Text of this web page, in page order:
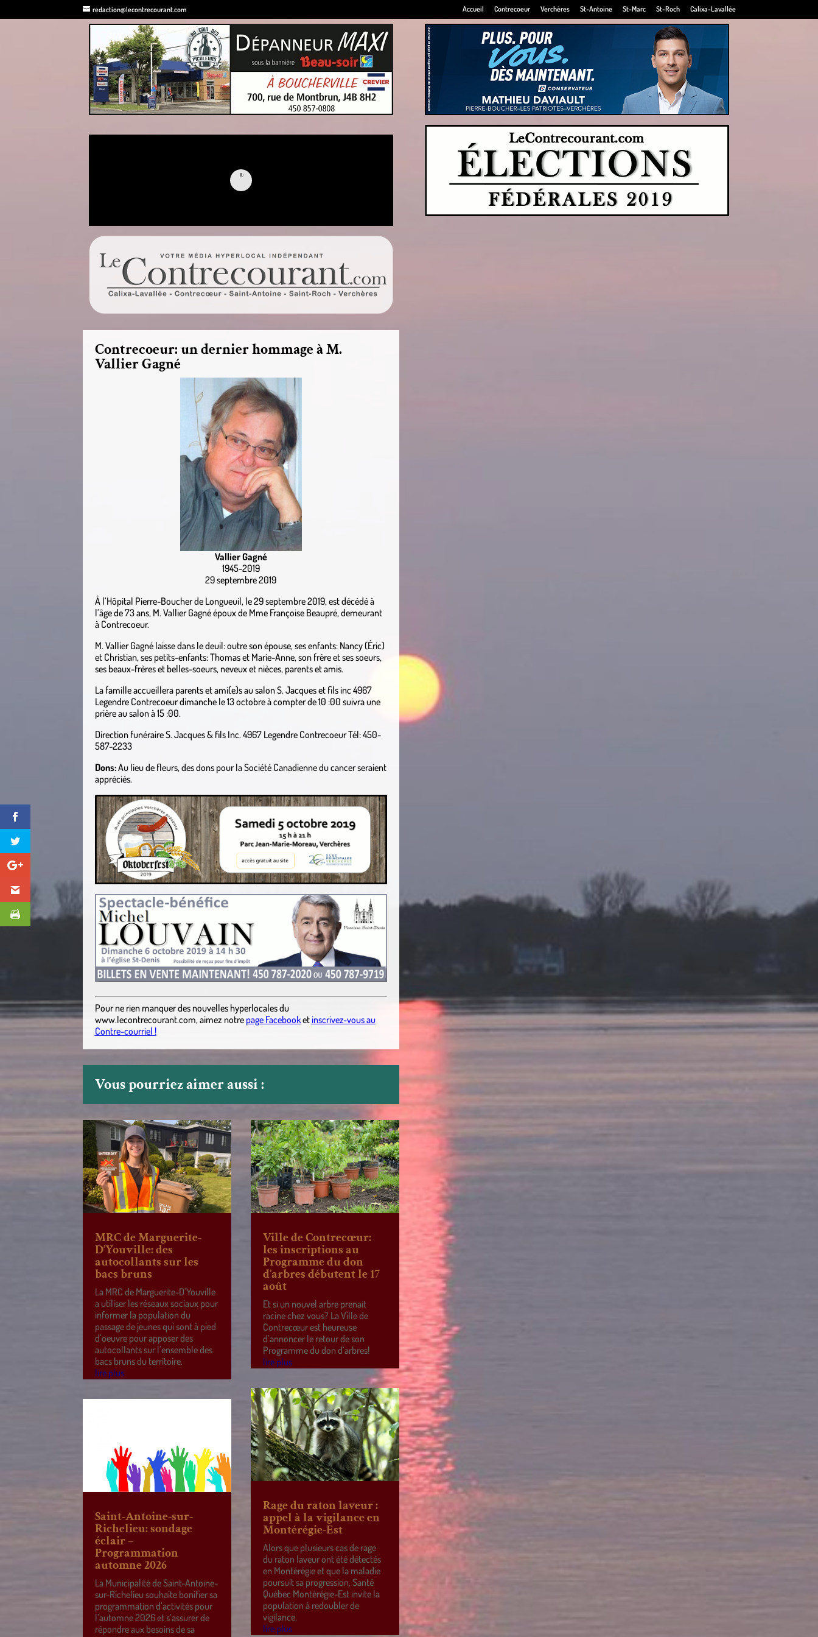
redaction@lecontrecourant.com Accueil Contrecoeur Verchères St-Antoine St-Marc St-Roch Calixa-Lavallée
Contrecoeur: un dernier hommage à M.
Vallier Gagné
Vallier Gagné
1945-2019
29 septembre 2019
À l’Hôpital Pierre-Boucher de Longueuil, le 29 septembre 2019, est décédé à
l’âge de 73 ans, M. Vallier Gagné époux de Mme Françoise Beaupré, demeurant
à Contrecoeur.
M. Vallier Gagné laisse dans le deuil: outre son épouse, ses enfants: Nancy (Éric)
et Christian, ses petits-enfants: Thomas et Marie-Anne, son frère et ses soeurs,
ses beaux-frères et belles-soeurs, neveux et nièces, parents et amis.
La famille accueillera parents et ami(e)s au salon S. Jacques et fils inc 4967
Legendre Contrecoeur dimanche le 13 octobre à compter de 10 :00 suivra une
prière au salon à 15 :00.
Direction funéraire S. Jacques & fils Inc. 4967 Legendre Contrecoeur Tél: 450-
587-2233
Dons:Au lieu de fleurs, des dons pour la Société Canadienne du cancer seraient
appréciés.
Pour ne rien manquer des nouvelles hyperlocalesdu
www.lecontrecourant.com,aimez notre page Facebooketinscrivez-vous au
Contre-courriel !
Vous pourriez aimer aussi :
MRC de Marguerite-
D’Youville: des
autocollants sur les
bacs bruns
La MRC de Marguerite-D’Youville
a utiliser les réseaux sociaux pour
informer la population du
passage de jeunes qui sont à pied
d’oeuvre pour apposer des
autocollants sur l’ensemble des
bacs bruns du territoire.
lire plus
Saint-Antoine-sur-
Richelieu: sondage
éclair –
Programmation
automne 2026
La Municipalité de Saint-Antoine-
sur-Richelieu souhaite bonifier sa
programmation d’activités pour
l’automne 2026 et s’assurer de
répondre aux besoins de sa
Ville de Contrecœur:
les inscriptions au
Programme du don
d’arbres débutent le 17
août
Et si un nouvel arbre prenait
racine chez vous? La Ville de
Contrecœur est heureuse
d’annoncer le retour de son
Programme du don d’arbres!
lire plus
Rage du raton laveur :
appel à la vigilance en
Montérégie-Est
Alors que plusieurs cas de rage
du raton laveur ont été détectés
en Montérégie et que la maladie
poursuit sa progression, Santé
Québec Montérégie-Est invite la
population à redoubler de
vigilance.
lire plus